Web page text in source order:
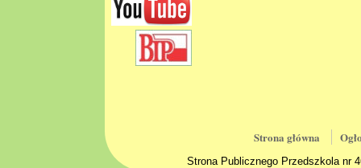
Strona główna
Strona Publicznego Przedszkola nr